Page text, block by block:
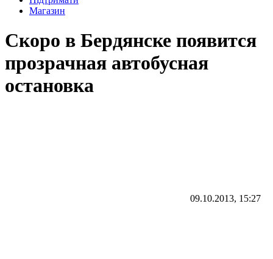
Магазин
Скоро в Бердянске появится
прозрачная автобусная
остановка
09.10.2013, 15:27